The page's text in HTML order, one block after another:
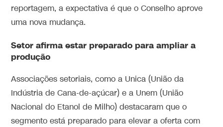
reportagem, a expectativa é que o Conselho aprove
uma nova mudança.
Setor afirma estar preparado para ampliar a
produção
Associações setoriais, como a Unica (União da
Indústria de Cana-de-açúcar) e a Unem (União
Nacional do Etanol de Milho) destacaram que o
segmento ‌está preparado para elevar a oferta com